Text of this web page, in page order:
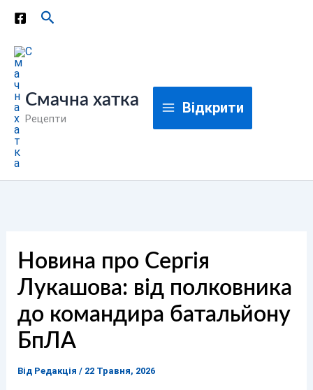
Перейти
вмісту
Пошук
Смачна хатка
Рецепти
Відкрити
Новина про Сергія
Лукашова: від полковника
до командира батальйону
БпЛА
Від Редакція / 22 Травня, 2026